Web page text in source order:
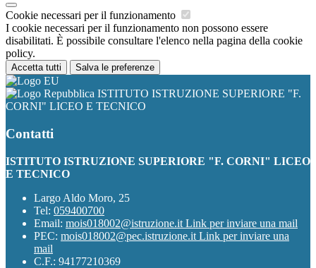
Cookie necessari per il funzionamento
I cookie necessari per il funzionamento non possono essere
disabilitati. È possibile consultare l'elenco nella pagina della cookie
policy.
Accetta tutti Salva le preferenze
ISTITUTO ISTRUZIONE SUPERIORE "F.
CORNI" LICEO E TECNICO
Contatti
ISTITUTO ISTRUZIONE SUPERIORE "F. CORNI" LICEO
E TECNICO
Largo Aldo Moro, 25
Tel: 059400700
Email: mois018002@istruzione.it Link per inviare una mail
PEC: mois018002@pec.istruzione.it Link per inviare una
mail
C.F.: 94177210369